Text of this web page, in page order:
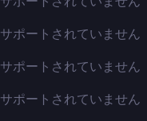
サポートされていません
サポートされていません
サポートされていません